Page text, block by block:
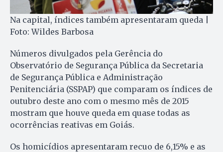
Na capital, índices também apresentaram queda |
Foto: Wildes Barbosa
Números divulgados pela Gerência do
Observatório de Segurança Pública da Secretaria
de Segurança Pública e Administração
Penitenciária (SSPAP) que comparam os índices de
outubro deste ano com o mesmo mês de 2015
mostram que houve queda em quase todas as
ocorrências reativas em Goiás.
Os homicídios apresentaram recuo de 6,15% e as